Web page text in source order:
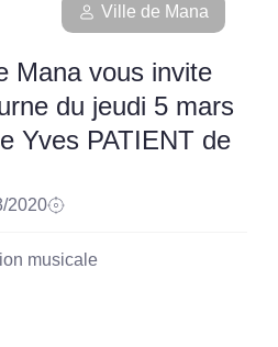
Ville de Mana
Mana vous invite
du jeudi 5 mars
Yves PATIENT de
2020
musicale